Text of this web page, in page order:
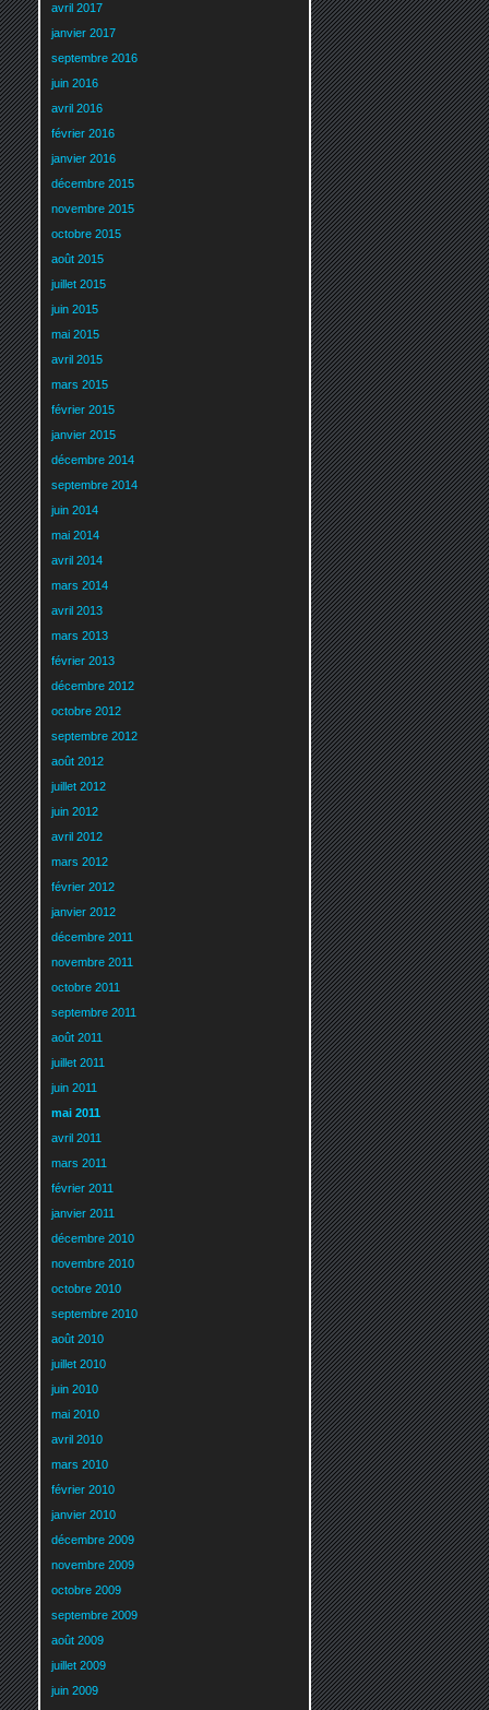
avril 2017
janvier 2017
septembre 2016
juin 2016
avril 2016
février 2016
janvier 2016
décembre 2015
novembre 2015
octobre 2015
août 2015
juillet 2015
juin 2015
mai 2015
avril 2015
mars 2015
février 2015
janvier 2015
décembre 2014
septembre 2014
juin 2014
mai 2014
avril 2014
mars 2014
avril 2013
mars 2013
février 2013
décembre 2012
octobre 2012
septembre 2012
août 2012
juillet 2012
juin 2012
avril 2012
mars 2012
février 2012
janvier 2012
décembre 2011
novembre 2011
octobre 2011
septembre 2011
août 2011
juillet 2011
juin 2011
mai 2011
avril 2011
mars 2011
février 2011
janvier 2011
décembre 2010
novembre 2010
octobre 2010
septembre 2010
août 2010
juillet 2010
juin 2010
mai 2010
avril 2010
mars 2010
février 2010
janvier 2010
décembre 2009
novembre 2009
octobre 2009
septembre 2009
août 2009
juillet 2009
juin 2009